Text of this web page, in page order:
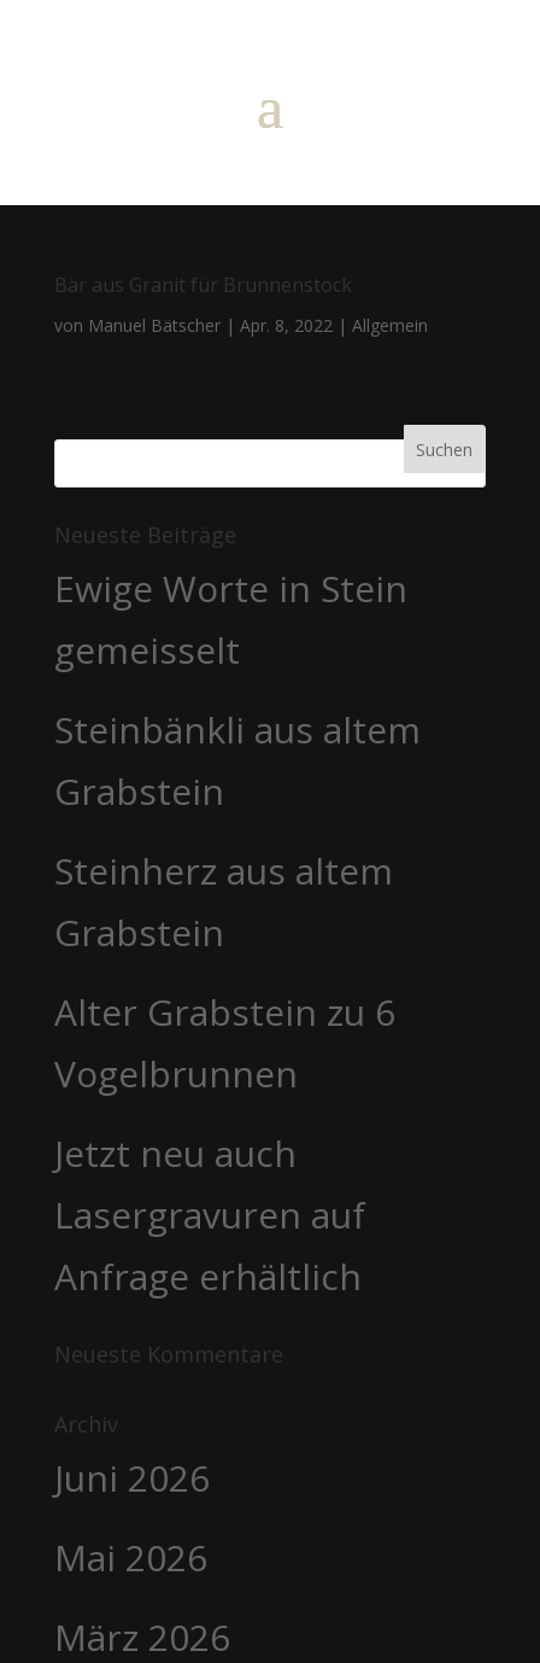
Bär aus Granit für Brunnenstock
von Manuel Bätscher| Apr. 8, 2022| Allgemein
Neueste Beiträge
Ewige Worte in Stein
gemeisselt
Steinbänkli aus altem
Grabstein
Steinherz aus altem
Grabstein
Alter Grabstein zu 6
Vogelbrunnen
Jetzt neu auch
Lasergravuren auf
Anfrage erhältlich
Neueste Kommentare
Archiv
Juni 2026
Mai 2026
März 2026